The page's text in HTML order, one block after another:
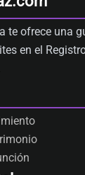
te ofrece una
en el